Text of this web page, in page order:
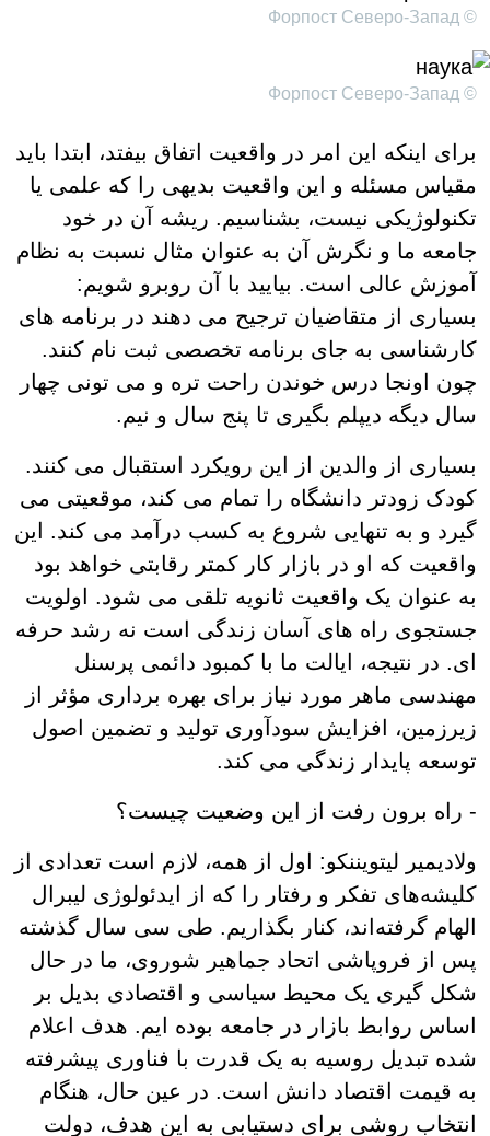
© Форпост Северо-Запад
© Форпост Северо-Запад
برای اینکه این امر در واقعیت اتفاق بیفتد، ابتدا باید
مقیاس مسئله و این واقعیت بدیهی را که علمی یا
تکنولوژیکی نیست، بشناسیم. ریشه آن در خود
جامعه ما و نگرش آن به عنوان مثال نسبت به نظام
آموزش عالی است. بیایید با آن روبرو شویم:
بسیاری از متقاضیان ترجیح می دهند در برنامه های
کارشناسی به جای برنامه تخصصی ثبت نام کنند.
چون اونجا درس خوندن راحت تره و می تونی چهار
سال دیگه دیپلم بگیری تا پنج سال و نیم.
بسیاری از والدین از این رویکرد استقبال می کنند.
کودک زودتر دانشگاه را تمام می کند، موقعیتی می
گیرد و به تنهایی شروع به کسب درآمد می کند. این
واقعیت که او در بازار کار کمتر رقابتی خواهد بود
به عنوان یک واقعیت ثانویه تلقی می شود. اولویت
جستجوی راه های آسان زندگی است نه رشد حرفه
ای. در نتیجه، ایالت ما با کمبود دائمی پرسنل
مهندسی ماهر مورد نیاز برای بهره برداری مؤثر از
زیرزمین، افزایش سودآوری تولید و تضمین اصول
توسعه پایدار زندگی می کند.
- راه برون رفت از این وضعیت چیست؟
ولادیمیر لیتویننکو: اول از همه، لازم است تعدادی از
کلیشه‌های تفکر و رفتار را که از ایدئولوژی لیبرال
الهام گرفته‌اند، کنار بگذاریم. طی سی سال گذشته
پس از فروپاشی اتحاد جماهیر شوروی، ما در حال
شکل گیری یک محیط سیاسی و اقتصادی بدیل بر
اساس روابط بازار در جامعه بوده ایم. هدف اعلام
شده تبدیل روسیه به یک قدرت با فناوری پیشرفته
به قیمت اقتصاد دانش است. در عین حال، هنگام
انتخاب روشی برای دستیابی به این هدف، دولت